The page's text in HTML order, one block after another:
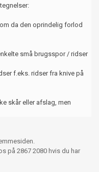
den oprindelig forlod
små brugsspor / ridser
f.eks. ridser fra knive på
eller afslag, men
på 2867 2080 hvis du har